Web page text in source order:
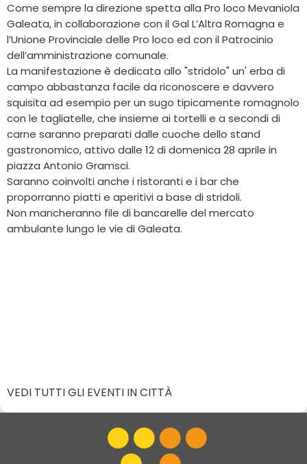
Come sempre la direzione spetta alla Pro loco Mevaniola
Galeata, in collaborazione con il Gal L’Altra Romagna e
l’Unione Provinciale delle Pro loco ed con il Patrocinio
dell’amministrazione comunale.
La manifestazione è dedicata allo "stridolo" un' erba di
campo abbastanza facile da riconoscere e davvero
squisita ad esempio per un sugo tipicamente romagnolo
con le tagliatelle, che insieme ai tortelli e a secondi di
carne saranno preparati dalle cuoche dello stand
gastronomico, attivo dalle 12 di domenica 28 aprile in
piazza Antonio Gramsci.
Saranno coinvolti anche i ristoranti e i bar che
proporranno piatti e aperitivi a base di stridoli.
Non mancheranno file di bancarelle del mercato
ambulante lungo le vie di Galeata.
VEDI TUTTI GLI EVENTI IN CITTÀ